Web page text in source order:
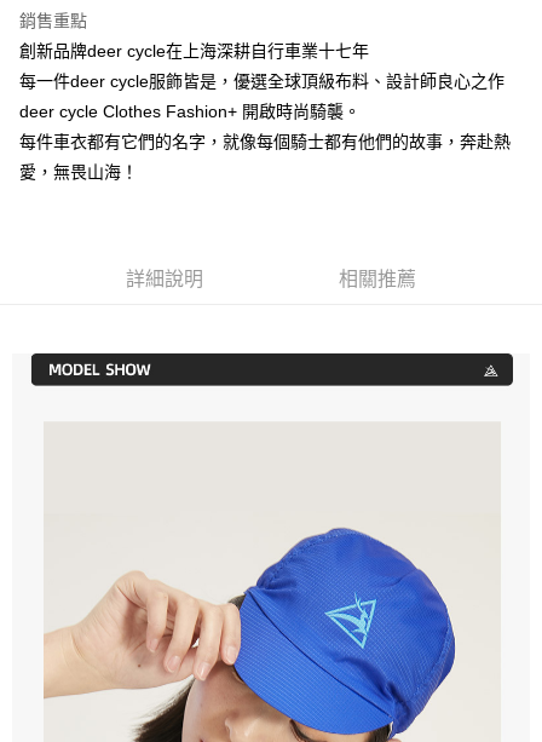
3.實際核准額度、可分期數及費用金額請依後續交易確認頁面所載為準。
4.訂單成立30分鐘內，如未前往確認交易或遇審核未通過，訂單將自動取
消。如遇「轉專審核」未通過狀況，表示未達大哥付你分期系統評分，恕無
法說明評估內容。
【繳款方式說明】
1.分期款項不併入電信帳單，「大哥付你分期」於每月結算日後寄送繳費提
醒簡訊。
2.透過簡訊連結打開帳單後，可選擇「超商條碼／台灣大直營門市／銀行轉
用戶於交易時，得透過本服務購買商品或服務，並由商店將買賣／分期付款
由本公司與您本人進行分期帳單所需資料之確認、核對及更正。
AFTEE先享後付是「在收到商品之後才付款」的支付方式。 讓您購物簡單
便利好安心！
１．簡單：不需註冊會員、不需綁卡、不需儲值。
２．便利：只要手機號碼，簡訊認證，即可結帳。
【「AFTEE先享後付」結帳流程】
１．於結帳方式選擇「AFTEE先享後付」後，將跳轉至「AFTEE先享後付」
結帳頁面，進行簡訊認證並確認金額後，即可完成結帳。
※ 請注意：結帳手續完成當下不需立刻繳費，但若您需要取消訂單，請聯絡
購買商品的店家。未經商家同意取消之訂單仍視為有效，需透過AFTEE先享
是否繳費成功／繳費後需取消欲退款等相關疑問，請聯繫「AFTEE先享後付
客戶支援中心」https://netprotections.freshdesk.com/support/home
３．未成年的使用者請事先徵得法定代理人或監護人之同意方可使用
「AFTEE先享後付」，若未經同意申辦者引起之損失，本公司不負相關責
４．使用「AFTEE先享後付」時，將依據個別帳號之用戶狀況，依本公司即
時審查核予不同之上限額度；若仍有額度不足之情形，本公司將視審查結果
請求用戶進行身份認證。
５．嚴禁一人註冊多個帳號或使用他人資訊註冊。若發現惡意使用之情形，
恩沛科技股份有限公司將有權停止該用戶之使用額度並採取法律行動。
運送方式
全家取貨付款
每筆NT$60，滿NT$998(含以上)免運費
全家純取貨
每筆NT$60，滿NT$998(含以上)免運費
每筆NT$60，滿NT$998(含以上)免運費
銷售重點
創新品牌deer cycle在上海深耕自行車業十七年
每一件deer cycle服飾皆是，優選全球頂級布料、設計師良心之作
deer cycle Clothes Fashion+ 開啟時尚騎襲。
每件車衣都有它們的名字，就像每個騎士都有他們的故事，奔赴熱
愛，無畏山海！
詳細說明 相關推薦